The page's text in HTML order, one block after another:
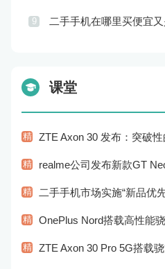
9 二手手机在哪里买便宜
课堂
精 ZTE Axon 30 发布：突破性
精 realme公司发布新款GT Neo 3
精 二手手机市场实施“新品优先”计划，为
精 OnePlus Nord搭载高性能骁龙
精 ZTE Axon 30 Pro 5G搭载骁龙888处理器和